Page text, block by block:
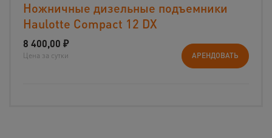
Ножничные дизельные подъемники
Haulotte Compact 12 DX
8 400,00 ₽
Цена за сутки АРЕНДОВАТЬ